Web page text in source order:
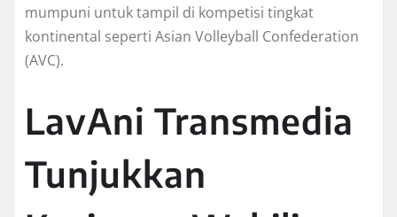
mumpuni untuk tampil di kompetisi tingkat
kontinental seperti Asian Volleyball Confederation
(AVC).
LavAni Transmedia
Tunjukkan